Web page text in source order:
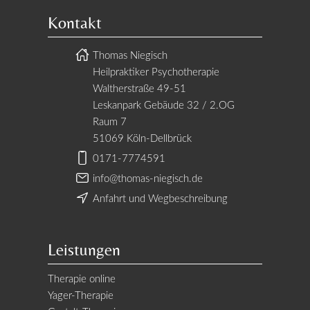
Kontakt
Thomas Niegisch
Heilpraktiker Psychotherapie
Waltherstraße 49-51
Leskanpark Gebäude 32 / 2.OG
Raum 7
51069 Köln-Dellbrück
0171-7774591
info@thomas-niegisch.de
Anfahrt und Wegbeschreibung
Leistungen
Therapie online
Yager-Therapie